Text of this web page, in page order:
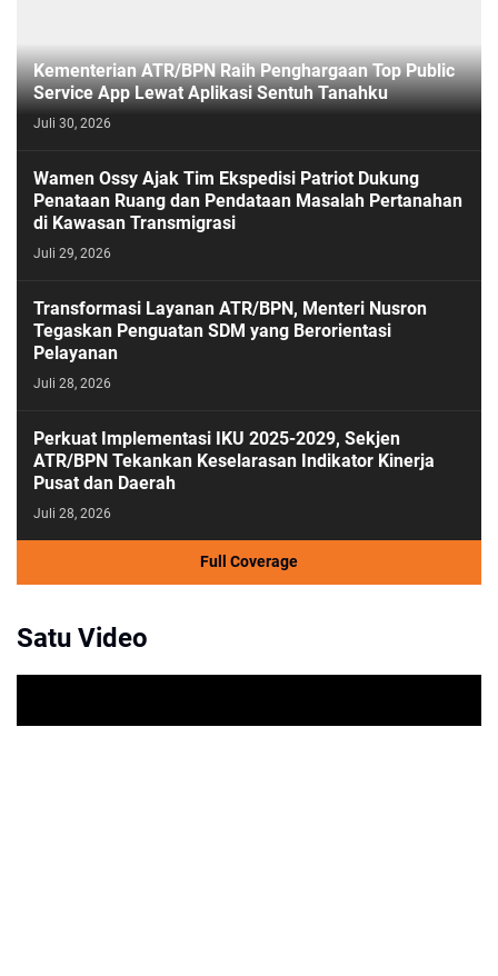
Kementerian ATR/BPN Raih Penghargaan Top Public
Service App Lewat Aplikasi Sentuh Tanahku
Juli 30, 2026
Wamen Ossy Ajak Tim Ekspedisi Patriot Dukung
Penataan Ruang dan Pendataan Masalah Pertanahan
di Kawasan Transmigrasi
Juli 29, 2026
Transformasi Layanan ATR/BPN, Menteri Nusron
Tegaskan Penguatan SDM yang Berorientasi
Pelayanan
Juli 28, 2026
Perkuat Implementasi IKU 2025-2029, Sekjen
ATR/BPN Tekankan Keselarasan Indikator Kinerja
Pusat dan Daerah
Juli 28, 2026
Full Coverage
Satu Video